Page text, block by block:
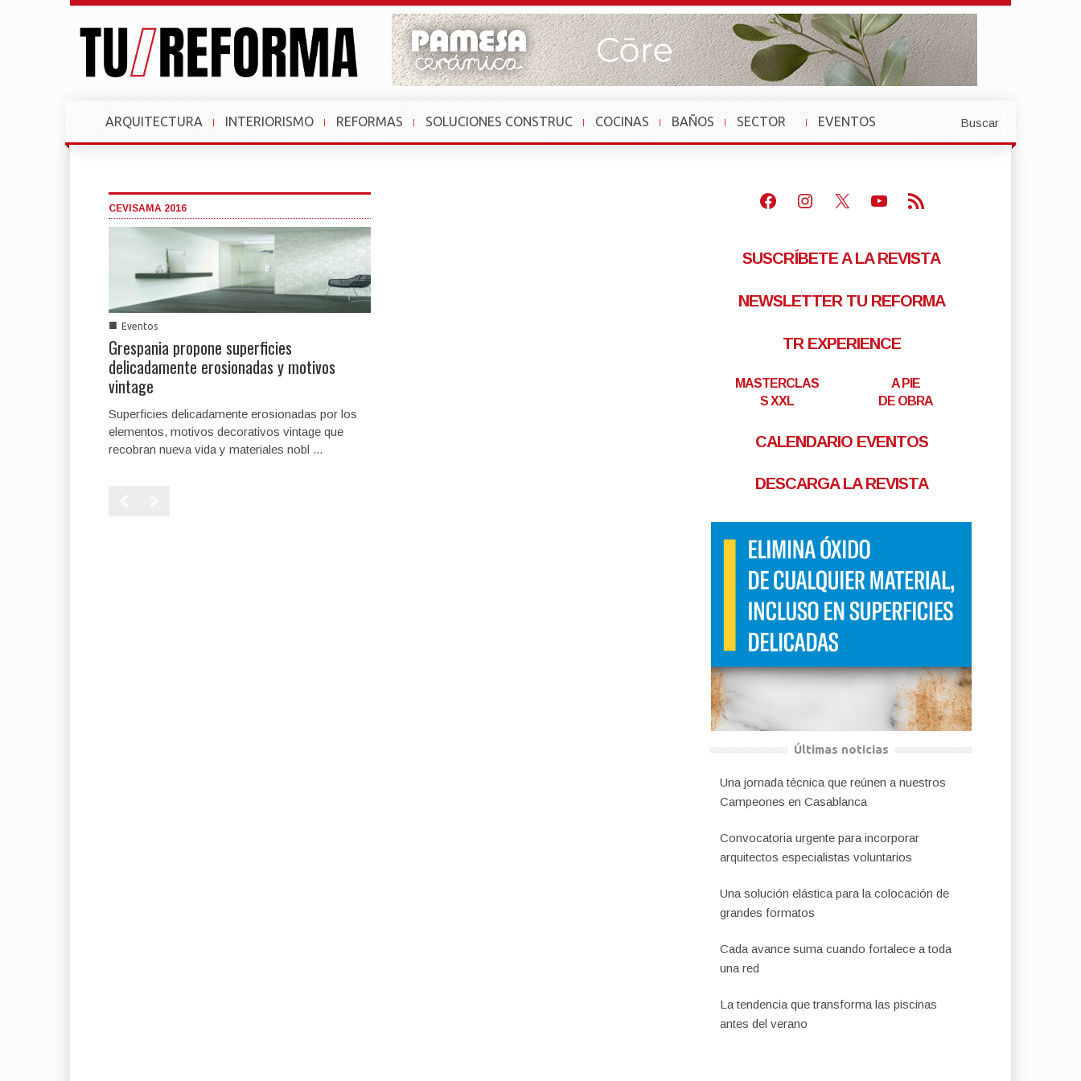
ARQUITECTURA INTERIORISMO REFORMAS SOLUCIONES CONSTRUC COCINAS BAÑOS
SECTOR
»
EVENTOS
»
Buscar
CEVISAMA 2016
■ Eventos
Grespania propone superficies
delicadamente erosionadas y motivos
vintage
Superficies delicadamente erosionadas por los
elementos, motivos decorativos vintage que
recobran nueva vida y materiales nobl ...
Facebook
Instagram
X Youtube
Feed RSS
SUSCRÍBETE A LA REVISTA
NEWSLETTER TU REFORMA
TR EXPERIENCE
MASTERCLAS
S XXL
A PIE
DE OBRA
CALENDARIO EVENTOS
DESCARGA LA REVISTA
Últimas noticias
Una jornada técnica que reúnen a nuestros
Campeones en Casablanca
Convocatoria urgente para incorporar
arquitectos especialistas voluntarios
Una solución elástica para la colocación de
grandes formatos
Cada avance suma cuando fortalece a toda
una red
La tendencia que transforma las piscinas
antes del verano